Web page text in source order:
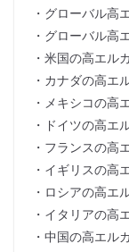
・グローバル高
・グローバル高
・米国の高エル
・カナダの高エ
・メキシコの高
・ドイツの高エ
・フランスの高
・イギリスの高
・ロシアの高エ
・イタリアの高
・中国の高エル